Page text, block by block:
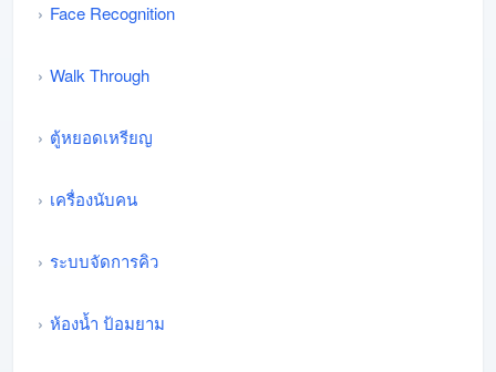
Face Recognition
Walk Through
ตู้หยอดเหรียญ
เครื่องนับคน
ระบบจัดการคิว
ห้องน้ำ ป้อมยาม